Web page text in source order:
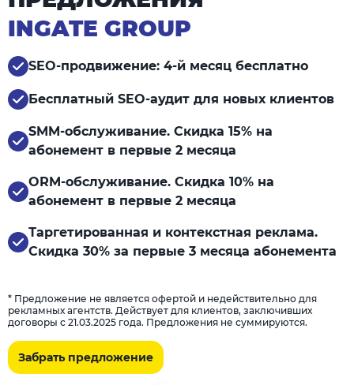
INGATE GROUP
SEO-продвижение: 4-й месяц бесплатно
Бесплатный SEO-аудит для новых клиентов
SMM-обслуживание. Скидка 15% на
абонемент в первые 2 месяца
ORM-обслуживание. Скидка 10% на
абонемент в первые 2 месяца
Таргетированная и контекстная реклама.
Скидка 30% за первые 3 месяца абонемента
* Предложение не является офертой и недействительно для
рекламных агентств. Действует для клиентов, заключивших
договоры с 21.03.2025 года. Предложения не суммируются.
Забрать предложение